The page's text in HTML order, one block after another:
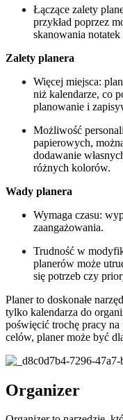
Łączące zalety
przykład poprzez
skanowania
Zalety planera
Więcej miejsca:
niż kalendarze, co
planowanie i
Możliwość
papierowych,
dodawanie
różnych kolorów.
Wady planera
Wymaga czasu:
zaangażowania.
Trudność w
planerów może
się potrzeb czy
Planer to doskonałe
tylko kalendarza do
poświęcić trochę pracy
celów, planer może być
Organizer